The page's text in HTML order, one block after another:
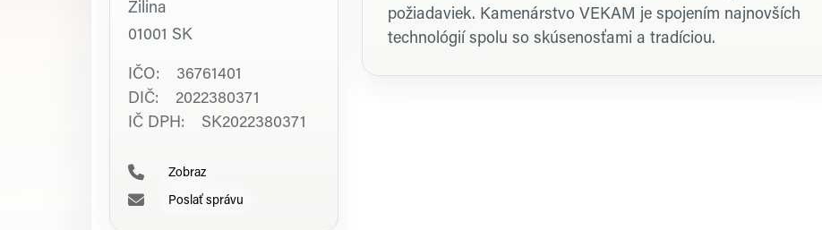
Žilina
01001 SK
IČO: 36761401
DIČ: 2022380371
IČ DPH: SK2022380371
Zobraz
Poslať správu
požiadaviek. Kamenárstvo VEKAM je spojením najnovších
technológií spolu so skúsenosťami a tradíciou.